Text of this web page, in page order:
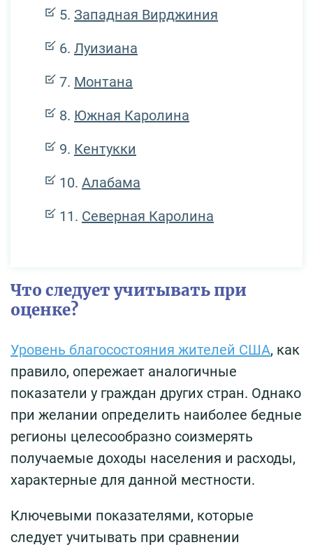
Западная Вирджиния
Луизиана
Монтана
Южная Каролина
Кентукки
Алабама
Северная Каролина
Что следует учитывать при
оценке?
Уровень благосостояния жителей США, как
правило, опережает аналогичные
показатели у граждан других стран. Однако
при желании определить наиболее бедные
регионы целесообразно соизмерять
получаемые доходы населения и расходы,
характерные для данной местности.
Ключевыми показателями, которые
следует учитывать при сравнении